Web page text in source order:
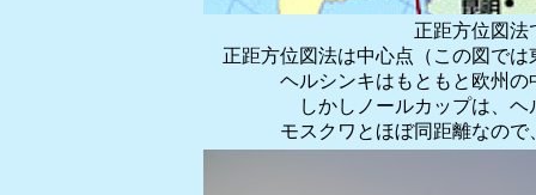
正距方位図法
正距方位図法は中心点（この図で
ヘルシンキはもともと欧州
しかしノールカップは、
モスクワとほぼ同距離なの